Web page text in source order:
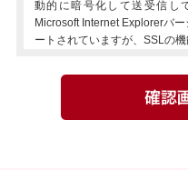
動的に暗号化して送受信し
Microsoft Internet Explorerバ
ートされていますが、SSLの
用になることを推奨致します
情報を安全に送受信するため
ています。ただし、お客様の